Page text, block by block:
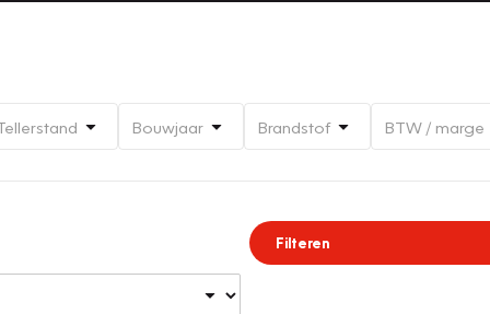
Bouwjaar Brandstof BTW / marge
Filteren